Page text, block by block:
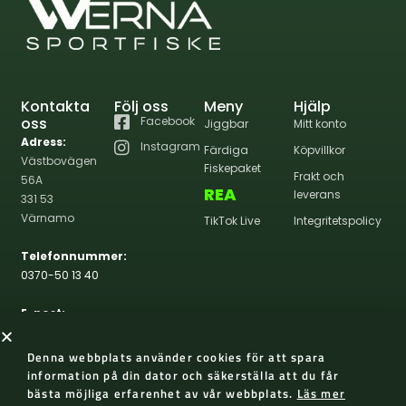
Kontakta
oss
Adress:
Västbovägen
56A
331 53
Värnamo
Telefonnummer:
0370-50 13 40
E-post:
Följ oss
Facebook
Instagram
Meny
Jiggbar
Färdiga
Fiskepaket
REA
TikTok Live
Hjälp
Mitt konto
Köpvillkor
Frakt och
leverans
Integritetspolicy
Denna webbplats använder cookies för att spara
information på din dator och säkerställa att du får
bästa möjliga erfarenhet av vår webbplats. Läs mer